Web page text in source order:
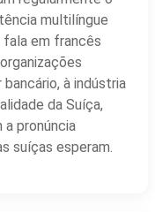
multilíngue
em francês
à indústria
da Suíça,
pronúncia
suíças esperam.